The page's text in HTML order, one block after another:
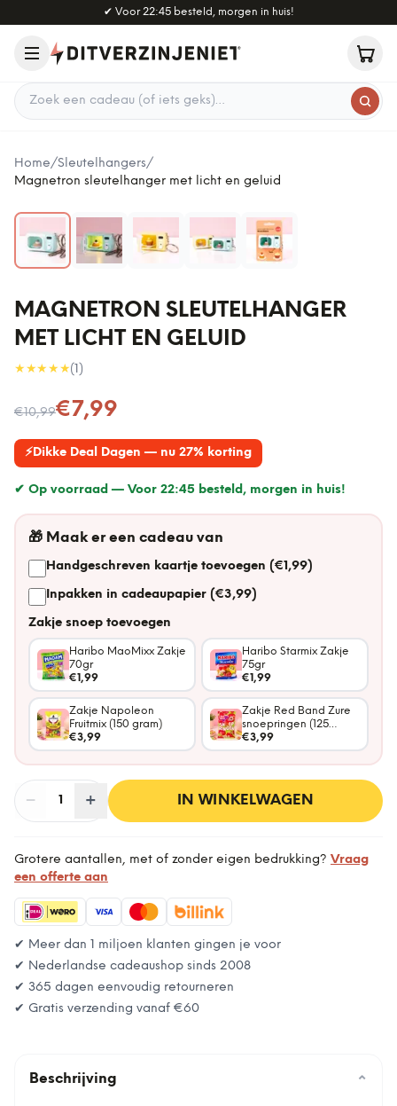
Naar hoofdinhoud
✔ Voor 22:45 besteld, morgen in huis!
Zoek een cadeau
Home/Sleutelhangers/
Magnetron sleutelhanger met licht en geluid
MAGNETRON SLEUTELHANGER
MET LICHT EN GELUID
★★★★★( 1 )
€10,99
Nu voor
€7,99
⚡Dikke Deal Dagen — nu 27% korting
✔ Op voorraad — Voor 22:45 besteld, morgen in huis!
🎁 Maak er een cadeau van
Handgeschreven kaartje toevoegen (€1,99)
Inpakken in cadeaupapier (€3,99)
Zakje snoep toevoegen
Haribo MaoMixx Zakje
70gr
€1,99
Haribo Starmix Zakje
75gr
€1,99
Zakje Napoleon
Fruitmix (150 gram)
€3,99
Zakje Red Band Zure
snoepringen (125
gram)
€3,99
− Aantal
1 + IN WINKELWAGEN
Grotere aantallen, met of zonder eigen bedrukking? Vraag
een offerte aan
✔ Meer dan 1 miljoen klanten gingen je voor
✔ Nederlandse cadeaushop sinds 2008
✔ 365 dagen eenvoudig retourneren
✔ Gratis verzending vanaf €60
Beschrijving ⌄